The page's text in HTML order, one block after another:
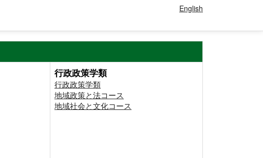
English
行政政策学類
行政政策学類
地域政策と法コース
地域社会と文化コース